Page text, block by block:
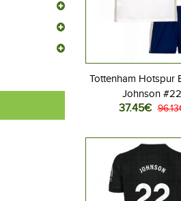
Tottenham Hotspur
Johnson #22
Jalkapallovaatteet
Lyhythihainen (+
37.45€